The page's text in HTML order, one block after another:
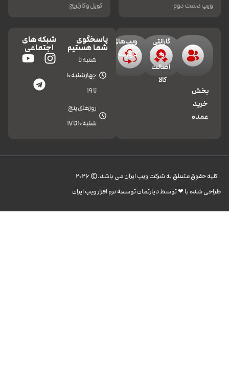
ویپ دست دوم
کویل و کارتریج
بخش
خرید
عمده
گارانتی
و
اصالت
کالا
ویپ‌های
کارکرده
پاسخگوی
شما هستیم
شنبه تا
چهارشنبه 10
تا 19
روزهای پنج
شنبه 10 تا 17
شبکه های
اجتماعی
کليه حقوق متعلق به شرکت ویپ ایران می باشد.© 2026
طراحی شده با ❤︎ توسط دپارتمان توسعه نرم افزار ویپ ایران